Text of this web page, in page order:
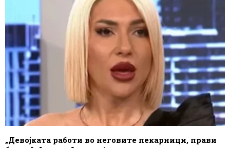
„Девојката работи во неговите пекарници, прави